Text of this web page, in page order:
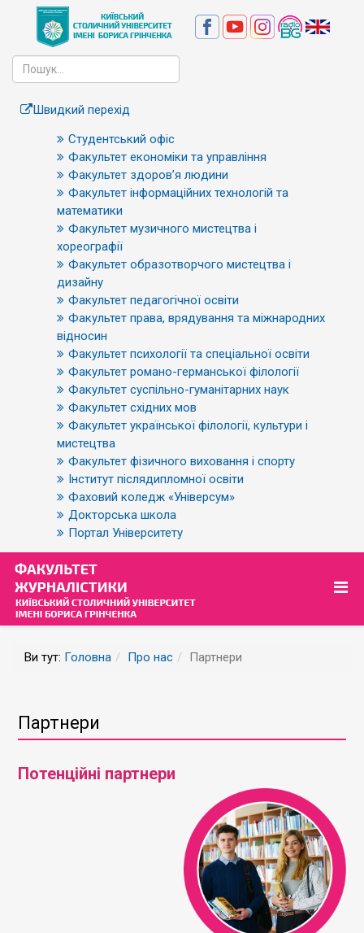
Швидкий перехід
Студентський офіс
Факультет економіки та управління
Факультет здоров’я людини
Факультет інформаційних технологій та
математики
Факультет музичного мистецтва і
хореографії
Факультет образотворчого мистецтва і
дизайну
Факультет педагогічної освіти
Факультет права, врядування та міжнародних
відносин
Факультет психології та спеціальної освіти
Факультет романо-германської філології
Факультет суспільно-гуманітарних наук
Факультет східних мов
Факультет української філології, культури і
мистецтва
Факультет фізичного виховання і спорту
Інститут післядипломної освіти
Фаховий коледж «Універсум»
Докторська школа
Портал Університету
Ви тут: Головна Про нас Партнери
Партнери
Потенційні партнери